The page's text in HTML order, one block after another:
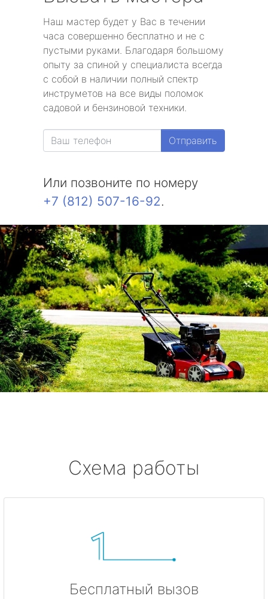
Наш мастер будет у Вас в течении
часа совершенно бесплатно и не с
пустыми руками. Благодаря большому
опыту за спиной у специалиста всегда
с собой в наличии полный спектр
инструметов на все виды поломок
садовой и бензиновой техники.
Отправить
Или позвоните по номеру
+7 (812) 507-16-92.
Схема работы
Бесплатный вызов